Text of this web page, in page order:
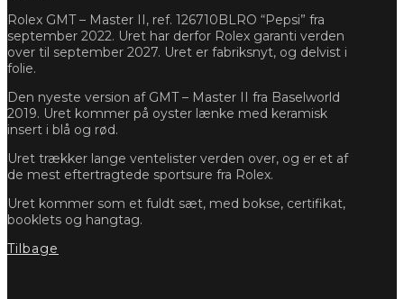
Rolex GMT – Master II, ref. 126710BLRO “Pepsi” fra
september 2022. Uret har derfor Rolex garanti verden
over til september 2027. Uret er fabriksnyt, og delvist i
folie.
Den nyeste version af GMT – Master II fra Baselworld
2019. Uret kommer på oyster lænke med keramisk
insert i blå og rød.
Uret trækker lange ventelister verden over, og er et af
de mest eftertragtede sportsure fra Rolex.
Uret kommer som et fuldt sæt, med bokse, certifikat,
booklets og hangtag.
Tilbage